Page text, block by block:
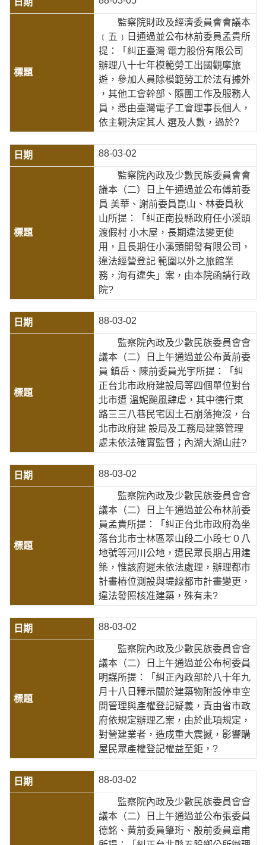
監察院財政及經濟委員會會議本
﹝五﹞日通過並公布林前委員孟貴所
提：「糾正臺灣 電力股份有限公司
辦理八十七年模範勞工出國觀摩旅
遊，參加人員除模範勞工於法有據外
，其他工會幹部、隨團工作及服務人
員，悉由臺灣電子工會理事長個人，
依主觀決定其人 選及人數，過於?
88-03-02
監察院內政及少數民族委員會會
議本（二）日上午通過並公布傅前委
員 美華、謝前委員崑山、林委員秋
山所提：「糾正南投縣政府任小溪頭
渡假村 小木屋，長期違法變更使
用，且長期任小溪頭開發有限公司，
違法經營登記 範圍以外之旅館業
務，洵有違失」案，由本院函請行政
院?
88-03-02
監察院內政及少數民族委員會會
議本（二）日上午通過並公布黃前委
員 鎮岳、陳前委員光宇所提：「糾
正台北市政府建設局等四個單位對台
北市遭 溫妮颱風肆虐，其中德行東
路三三八巷民宅因土石崩落掩沒，台
北市政府建 設局及工務局建築管理
處未依法確實監督；內湖大湖山莊?
88-03-02
監察院內政及少數民族委員會會
議本（二）日上午通過並公布林前委
員孟貴所提：「糾正台北市政府為坐
落台北市士林區翠山段二小段七０八
地號等河川公地，遭民眾長期占用建
築，惟該府遲未依法處理，辦理都市
計畫樁位測設與堤線都市計畫變更，
違法發照核准建築，殊有未?
88-03-02
監察院內政及少數民族委員會會
議本（二）日上午通過並公布柯委員
明謀所提：「糾正內政部於八十年九
月十八日釋示關於建築物附設停車空
間管理與產權登記疑義，責由省市政
府依規定辦理乙案，由於此項規定，
對營建業者，造成重大震撼，影響購
屋民眾產權登記權益至鉅，?
88-03-02
監察院內政及少數民族委員會會
議本（二）日上午通過並公布張委員
德銘、黃前委員肇珩、殷前委員章甫